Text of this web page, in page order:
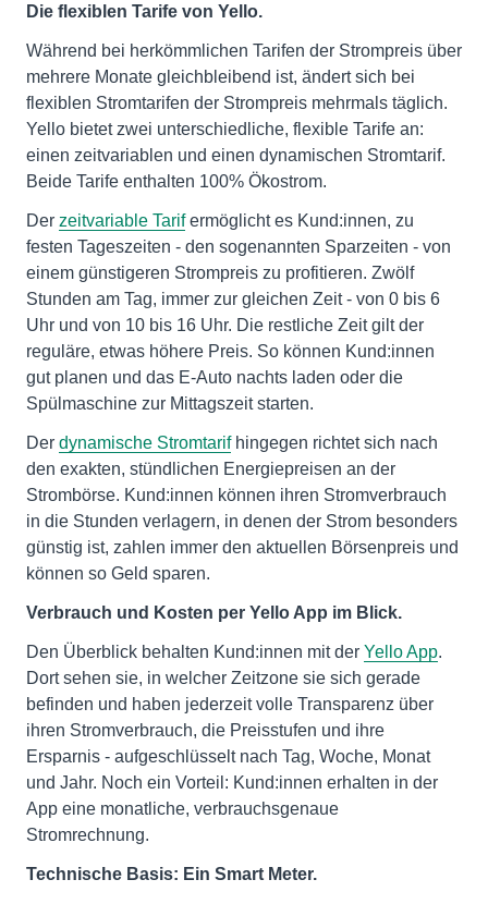
Die flexiblen Tarife von Yello.
Während bei herkömmlichen Tarifen der Strompreis über
mehrere Monate gleichbleibend ist, ändert sich bei
flexiblen Stromtarifen der Strompreis mehrmals täglich.
Yello bietet zwei unterschiedliche, flexible Tarife an:
einen zeitvariablen und einen dynamischen Stromtarif.
Beide Tarife enthalten 100% Ökostrom.
Der zeitvariable Tarifermöglicht es Kund:innen, zu
festen Tageszeiten - den sogenannten Sparzeiten - von
einem günstigeren Strompreis zu profitieren. Zwölf
Stunden am Tag, immer zur gleichen Zeit - von 0 bis 6
Uhr und von 10 bis 16 Uhr. Die restliche Zeit gilt der
reguläre, etwas höhere Preis. So können Kund:innen
gut planen und das E-Auto nachts laden oder die
Spülmaschine zur Mittagszeit starten.
Der dynamische Stromtarifhingegen richtet sich nach
den exakten, stündlichen Energiepreisen an der
Strombörse. Kund:innen können ihren Stromverbrauch
in die Stunden verlagern, in denen der Strom besonders
günstig ist, zahlen immer den aktuellen Börsenpreis und
können so Geld sparen.
Verbrauch und Kosten per Yello App im Blick.
Den Überblick behalten Kund:innen mit der Yello App.
Dort sehen sie, in welcher Zeitzone sie sich gerade
befinden und haben jederzeit volle Transparenz über
ihren Stromverbrauch, die Preisstufen und ihre
Ersparnis - aufgeschlüsselt nach Tag, Woche, Monat
und Jahr. Noch ein Vorteil: Kund:innen erhalten in der
App eine monatliche, verbrauchsgenaue
Stromrechnung.
Technische Basis: Ein Smart Meter.